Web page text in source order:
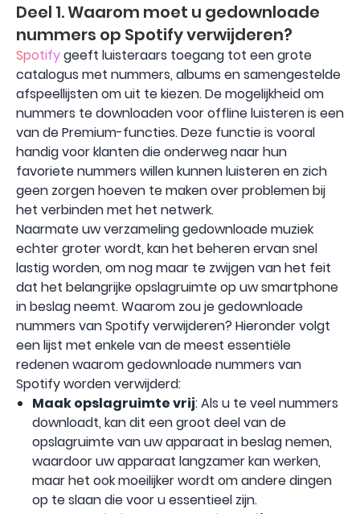
Deel 1. Waarom moet u gedownloade
nummers op Spotify verwijderen?
Spotifygeeft luisteraars toegang tot een grote
catalogus met nummers, albums en samengestelde
afspeellijsten om uit te kiezen. De mogelijkheid om
nummers te downloaden voor offline luisteren is een
van de Premium-functies. Deze functie is vooral
handig voor klanten die onderweg naar hun
favoriete nummers willen kunnen luisteren en zich
geen zorgen hoeven te maken over problemen bij
het verbinden met het netwerk.
Naarmate uw verzameling gedownloade muziek
echter groter wordt, kan het beheren ervan snel
lastig worden, om nog maar te zwijgen van het feit
dat het belangrijke opslagruimte op uw smartphone
in beslag neemt. Waarom zou je gedownloade
nummers van Spotify verwijderen? Hieronder volgt
een lijst met enkele van de meest essentiële
redenen waarom gedownloade nummers van
Spotify worden verwijderd:
Maak opslagruimte vrij: Als u te veel nummers
downloadt, kan dit een groot deel van de
opslagruimte van uw apparaat in beslag nemen,
waardoor uw apparaat langzamer kan werken,
maar het ook moeilijker wordt om andere dingen
op te slaan die voor u essentieel zijn.